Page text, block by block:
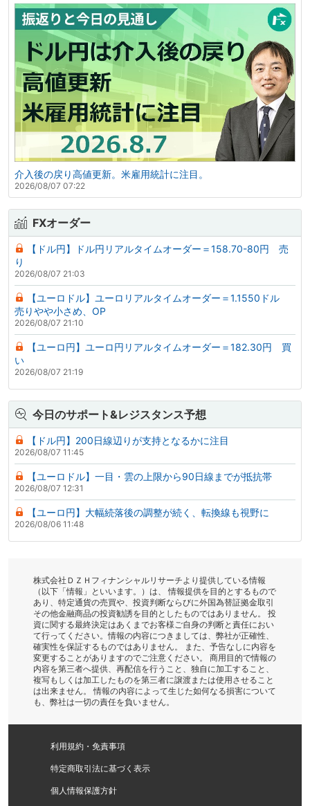
介入後の戻り高値更新。米雇用統計に注目。
2026/08/07 07:22
FXオーダー
【ドル円】ドル円リアルタイムオーダー＝158.70-80円 売
り
2026/08/07 21:03
【ユーロドル】ユーロリアルタイムオーダー＝1.1550ドル
売りやや小さめ、OP
2026/08/07 21:10
【ユーロ円】ユーロ円リアルタイムオーダー＝182.30円 買
い
2026/08/07 21:19
今日のサポート&レジスタンス予想
【ドル円】200日線辺りが支持となるかに注目
2026/08/07 11:45
【ユーロドル】一目・雲の上限から90日線までが抵抗帯
2026/08/07 12:31
【ユーロ円】大幅続落後の調整が続く、転換線も視野に
2026/08/06 11:48
株式会社ＤＺＨフィナンシャルリサーチより提供している情報
（以下「情報」といいます。）は、 情報提供を目的とするもので
あり、特定通貨の売買や、投資判断ならびに外国為替証拠金取引
その他金融商品の投資勧誘を目的としたものではありません。 投
資に関する最終決定はあくまでお客様ご自身の判断と責任におい
て行ってください。情報の内容につきましては、弊社が正確性、
確実性を保証するものではありません。 また、予告なしに内容を
変更することがありますのでご注意ください。 商用目的で情報の
内容を第三者へ提供、再配信を行うこと、独自に加工すること、
複写もしくは加工したものを第三者に譲渡または使用させること
は出来ません。 情報の内容によって生じた如何なる損害について
も、弊社は一切の責任を負いません。
利用規約・免責事項
特定商取引法に基づく表示
個人情報保護方針